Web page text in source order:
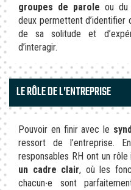
groupes de parole ou du
deux permettent d’identifier
de sa solitude et
d’interagir.
LE RÔLE DE L’ENTREPRISE
Pouvoir en finir avec le
ressort de l’entreprise.
responsables RH ont un
un cadre clair, où les
chacun∙e sont